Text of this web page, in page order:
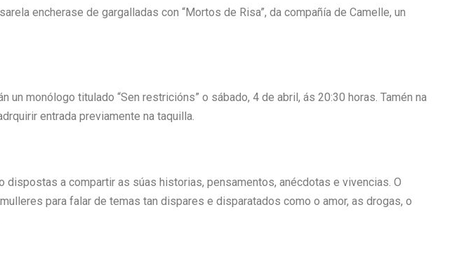
encherase de gargalladas con “Mortos de Risa”, da compañía de Camelle, un
un monólogo titulado “Sen restricións” o sábado, 4 de abril, ás 20:30 horas. Tamén na
entrada previamente na taquilla.
dispostas a compartir as súas historias, pensamentos, anécdotas e vivencias. O
para falar de temas tan dispares e disparatados como o amor, as drogas, o